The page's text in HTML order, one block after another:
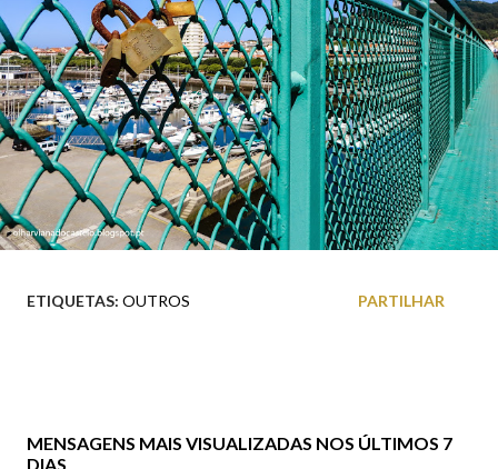
ETIQUETAS: OUTROS PARTILHAR
MENSAGENS MAIS VISUALIZADAS NOS ÚLTIMOS 7
DIAS